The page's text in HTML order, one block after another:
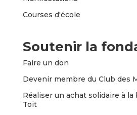
Courses d'école
Soutenir la
Faire un don
Devenir membre du Club des
Réaliser un achat solidaire à
Toit